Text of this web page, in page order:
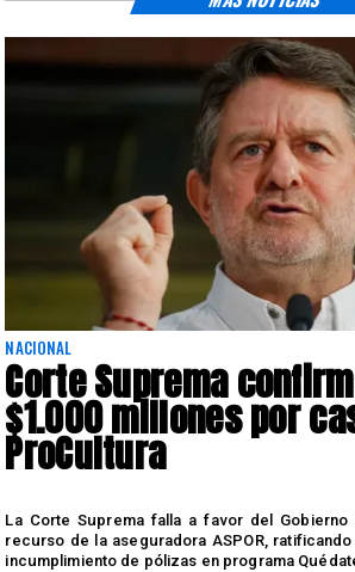
NACIONAL
Corte Suprema
$1.000 millones por
ProCultura
La Corte Suprema falla a favor del Gobierno
recurso de la aseguradora ASPOR,
incumplimiento de pólizas en programa